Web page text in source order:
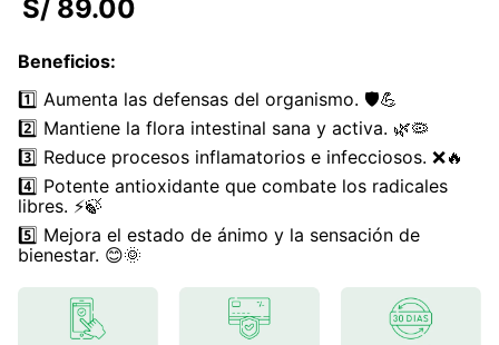
8.
magnesio
9.
stevia
10
proteina
S/ 89.00
Beneficios:
1️⃣ Aumenta las defensas del organismo. 🛡️💪
2️⃣ Mantiene la flora intestinal sana y activa. 🌿🦠
3️⃣ Reduce procesos inflamatorios e infecciosos. ❌🔥
4️⃣ Potente antioxidante que combate los radicales
libres. ⚡🍃
5️⃣ Mejora el estado de ánimo y la sensación de
bienestar. 😊🌞